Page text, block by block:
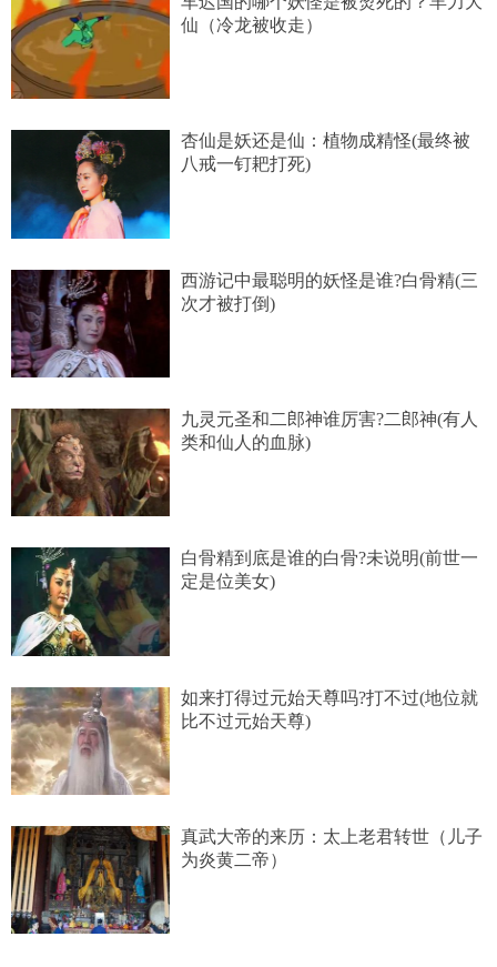
仙（冷龙被收走）
杏仙是妖还是仙：植物成精怪(最终被
八戒一钉耙打死)
西游记中最聪明的妖怪是谁?白骨精(三
次才被打倒)
九灵元圣和二郎神谁厉害?二郎神(有人
类和仙人的血脉)
白骨精到底是谁的白骨?未说明(前世一
定是位美女)
如来打得过元始天尊吗?打不过(地位就
比不过元始天尊)
真武大帝的来历：太上老君转世（儿子
为炎黄二帝）